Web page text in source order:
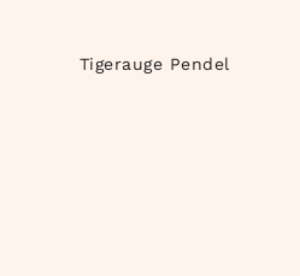
Tigerauge Pendel